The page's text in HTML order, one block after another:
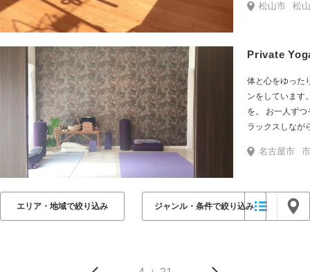
して、元々皆、
松山市 松山
Private
体と心をゆった
ンをしています
を。 お一人ず
ラックスしなが
名古屋市 市
エリア・地域で絞り込み ジャンル・条件で絞り込み